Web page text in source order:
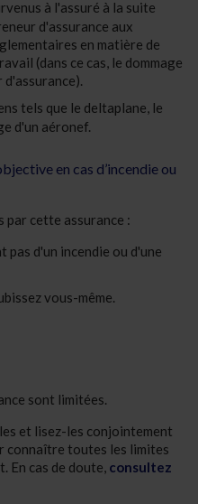
à l'assuré à la suite
d'assurance aux
en matière de
(dans ce cas, le dommage
d'assurance).
tels que le deltaplane, le
d'un aéronef.
en cas d’incendie ou
par cette assurance :
pas d'un incendie ou d'une
vous-même.
sont limitées.
et lisez-les conjointement
connaître toutes les limites
En cas de doute, consultez